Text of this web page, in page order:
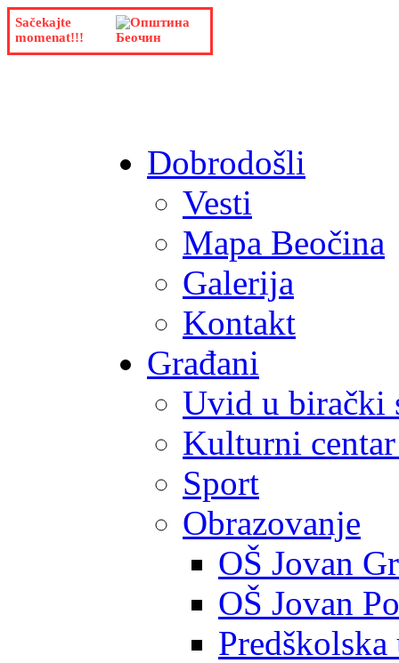
Sačekajte
momenat!!!
Dobrodošli
Vesti
Mapa Beočina
Galerija
Kontakt
Građani
Uvid u birački
Kulturni
Sport
Obrazovanje
OŠ Jovan
OŠ Jovan
Predškolska